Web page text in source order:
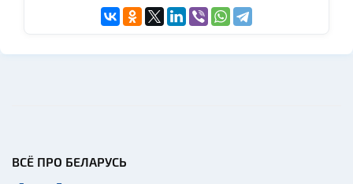
ВСЁ ПРО БЕЛАРУСЬ